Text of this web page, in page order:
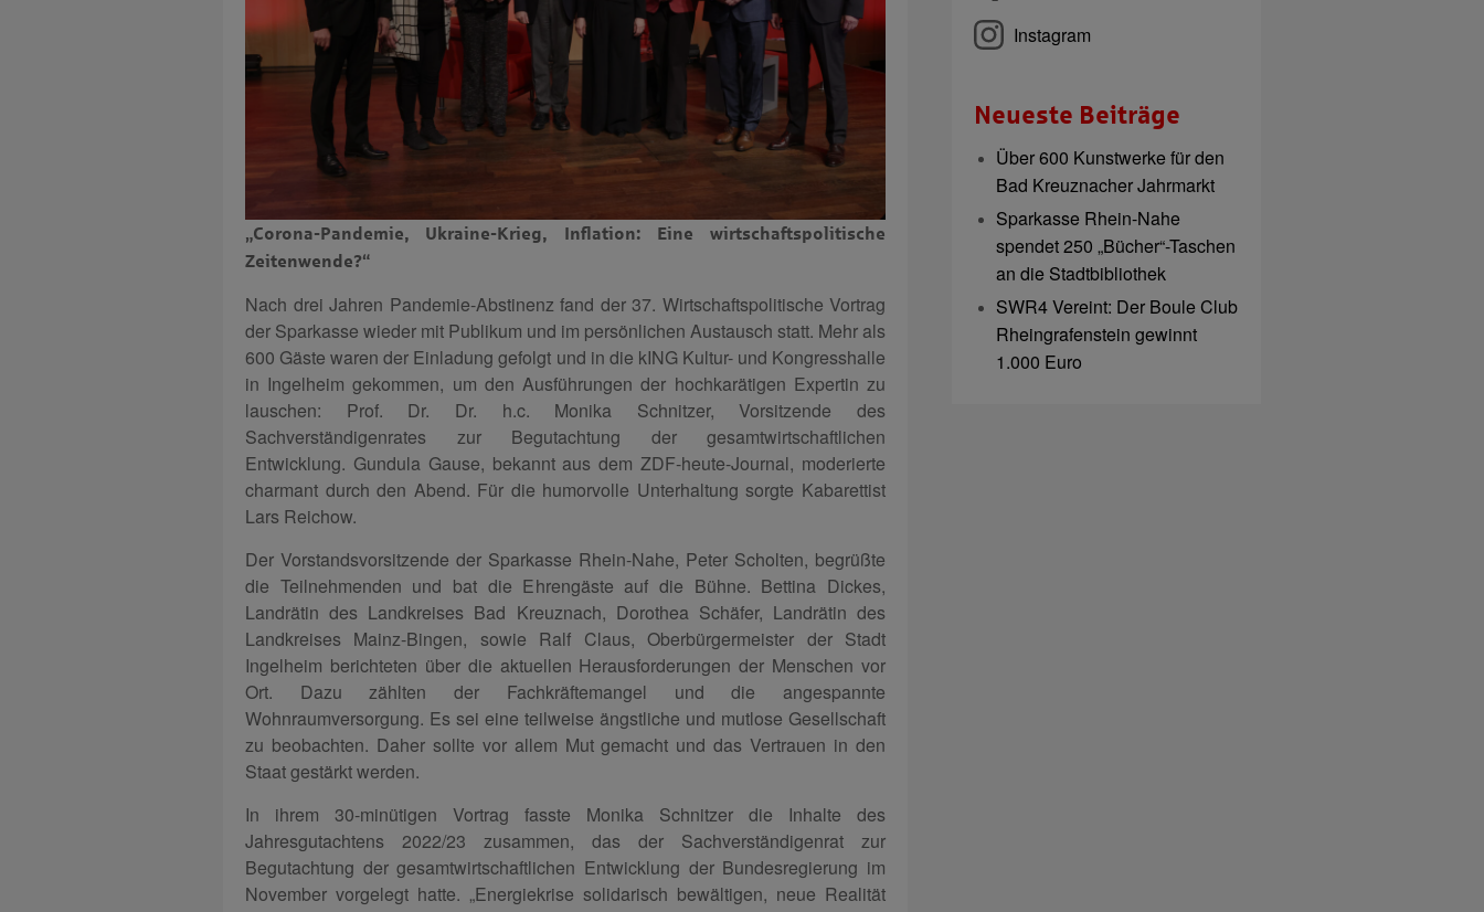
„Corona-Pandemie, Ukraine-Krieg, Inflation: Eine wirtschaftspolitische
Zeitenwende?“
Nach drei Jahren Pandemie-Abstinenz fand der 37. Wirtschaftspolitische Vortrag
der Sparkasse wieder mit Publikum und im persönlichen Austausch statt. Mehr als
600 Gäste waren der Einladung gefolgt und in die kING Kultur- und Kongresshalle
in Ingelheim gekommen, um den Ausführungen der hochkarätigen Expertin zu
lauschen: Prof. Dr. Dr. h.c. Monika Schnitzer, Vorsitzende des
Sachverständigenrates zur Begutachtung der gesamtwirtschaftlichen
Entwicklung. Gundula Gause, bekannt aus dem ZDF-heute-Journal, moderierte
charmant durch den Abend. Für die humorvolle Unterhaltung sorgte Kabarettist
Lars Reichow.
Der Vorstandsvorsitzende der Sparkasse Rhein-Nahe, Peter Scholten, begrüßte
die Teilnehmenden und bat die Ehrengäste auf die Bühne. Bettina Dickes,
Landrätin des Landkreises Bad Kreuznach, Dorothea Schäfer, Landrätin des
Landkreises Mainz-Bingen, sowie Ralf Claus, Oberbürgermeister der Stadt
Ingelheim berichteten über die aktuellen Herausforderungen der Menschen vor
Ort. Dazu zählten der Fachkräftemangel und die angespannte
Wohnraumversorgung. Es sei eine teilweise ängstliche und mutlose Gesellschaft
zu beobachten. Daher sollte vor allem Mut gemacht und das Vertrauen in den
Staat gestärkt werden.
In ihrem 30-minütigen Vortrag fasste Monika Schnitzer die Inhalte des
Jahresgutachtens 2022/23 zusammen, das der Sachverständigenrat zur
Begutachtung der gesamtwirtschaftlichen Entwicklung der Bundesregierung im
November vorgelegt hatte. „Energiekrise solidarisch bewältigen, neue Realität
Instagram
Neueste Beiträge
Über 600 Kunstwerke für den
Bad Kreuznacher Jahrmarkt
Sparkasse Rhein-Nahe
spendet 250 „Bücher“-Taschen
an die Stadtbibliothek
SWR4 Vereint: Der Boule Club
Rheingrafenstein gewinnt
1.000 Euro